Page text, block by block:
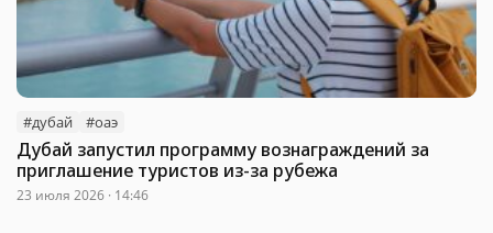
#дубай #оаэ
Дубай запустил программу вознаграждений за
приглашение туристов из-за рубежа
23 июля 2026 · 14:46